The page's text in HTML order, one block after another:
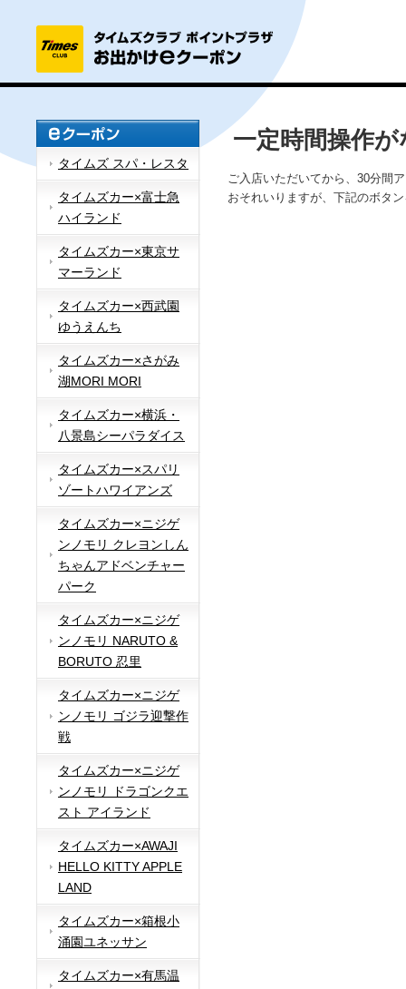
タイムズ スパ・レスタ
タイムズカー×富士急
ハイランド
タイムズカー×東京サ
マーランド
タイムズカー×西武園
ゆうえんち
タイムズカー×さがみ
湖MORI MORI
タイムズカー×横浜・
八景島シーパラダイス
タイムズカー×スパリ
ゾートハワイアンズ
タイムズカー×ニジゲ
ンノモリ クレヨンしん
ちゃんアドベンチャー
パーク
タイムズカー×ニジゲ
ンノモリ NARUTO &
BORUTO 忍里
タイムズカー×ニジゲ
ンノモリ ゴジラ迎撃作
戦
タイムズカー×ニジゲ
ンノモリ ドラゴンクエ
スト アイランド
タイムズカー×AWAJI
HELLO KITTY APPLE
LAND
タイムズカー×箱根小
涌園ユネッサン
タイムズカー×有馬温
一定時間操作
ご入店いただいてから、30分間
おそれいりますが、下記のボタ